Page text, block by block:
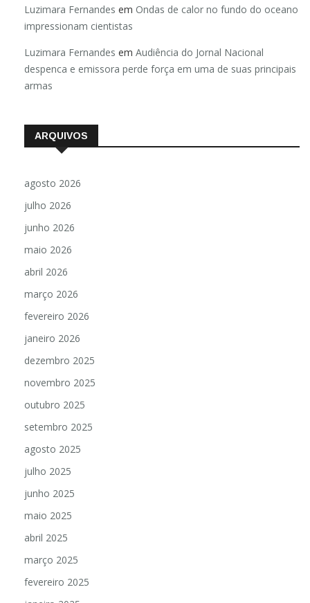
Luzimara Fernandes em Ondas de calor no fundo do oceano
impressionam cientistas
Luzimara Fernandes em Audiência do Jornal Nacional
despenca e emissora perde força em uma de suas principais
armas
ARQUIVOS
agosto 2026
julho 2026
junho 2026
maio 2026
abril 2026
março 2026
fevereiro 2026
janeiro 2026
dezembro 2025
novembro 2025
outubro 2025
setembro 2025
agosto 2025
julho 2025
junho 2025
maio 2025
abril 2025
março 2025
fevereiro 2025